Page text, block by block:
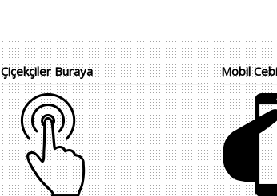
Çiçekçiler Buraya Mobil